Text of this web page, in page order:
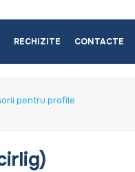
RECHIZITE CONTACTE
pentru profile